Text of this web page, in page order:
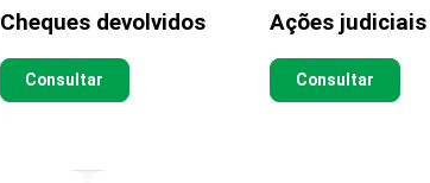
Cheques devolvidos
Consultar
Ações judiciais
Consultar